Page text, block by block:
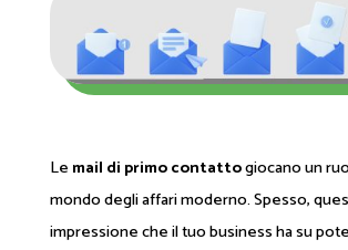
Le mail di primo contattogiocano un
mondo degli affari moderno. Spesso,
impressione che il tuo business ha su